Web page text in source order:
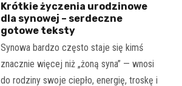
Krótkie życzenia urodzinowe
dla synowej – serdeczne
gotowe teksty
Synowa bardzo często staje się kimś
znacznie więcej niż „żoną syna” — wnosi
do rodziny swoje ciepło, energię, troskę i